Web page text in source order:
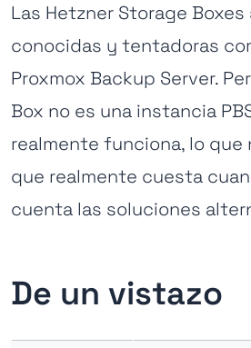
Las Hetzner Storage
conocidas y tentadoras
Proxmox Backup Server.
Box no es una instancia
realmente funciona, lo que
que realmente cuesta
cuenta las soluciones
De un vistazo